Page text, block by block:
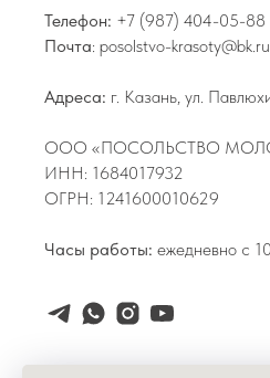
Телефон: +7 (987) 404-05-88
Почта: posolstvo-krasoty@bk.ru
Адреса: г. Казань, ул.
ООО «ПОСОЛЬСТВО
ИНН: 1684017932
ОГРН: 1241600010629
Часы работы: ежедневно с